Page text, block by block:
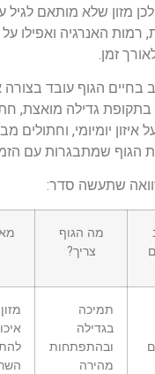
מזון שלא מותאם לגיל
רמות האנרגיה ואפילו
זמן.
בחיים הגוף עובד
גדילה מואצת,
איזון יומיומי, וחתולים
הגוף שמתבגרות עם
שתעשה סדר:
מה הגוף
צריך?
תמיכה
בגדילה
ובהתפתחות
מהירה